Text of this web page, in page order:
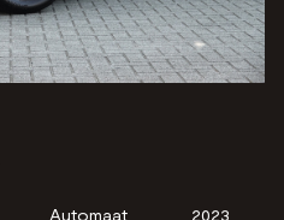
Automaat 2023